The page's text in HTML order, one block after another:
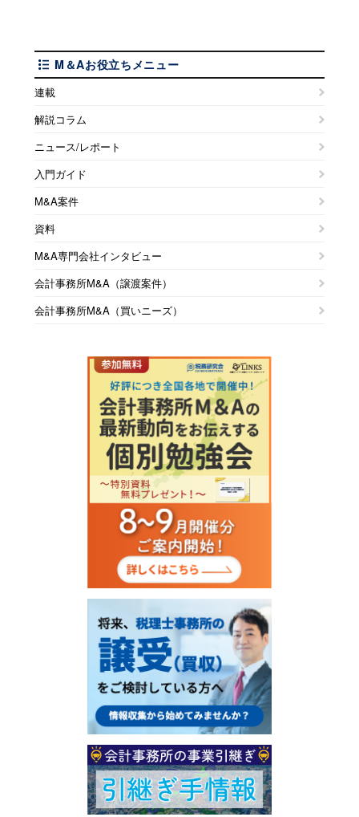
M＆Aお役立ちメニュー
連載
解説コラム
ニュース/レポート
入門ガイド
M&A案件
資料
M&A専門会社インタビュー
会計事務所M&A（譲渡案件）
会計事務所M&A（買いニーズ）